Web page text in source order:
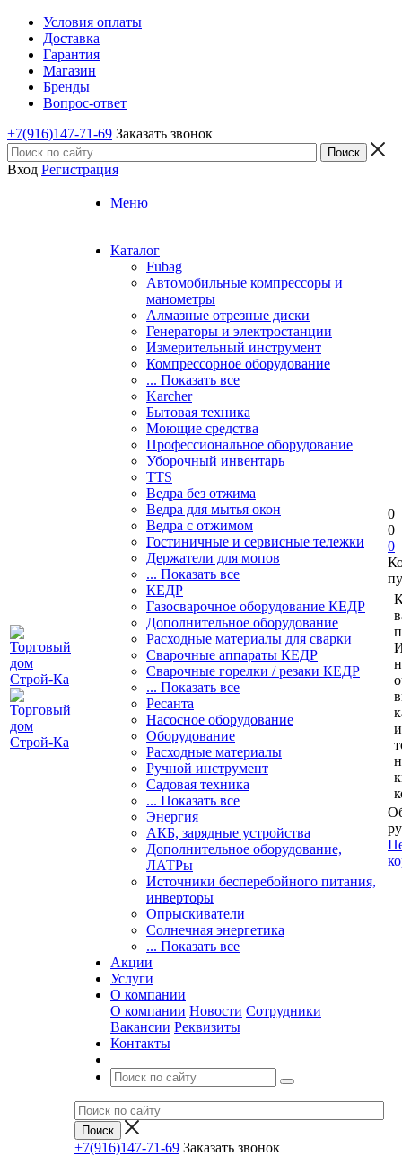
Условия оплаты
Доставка
Гарантия
Магазин
Бренды
Вопрос-ответ
+7(916)147-71-69 Заказать звонок
Вход Регистрация
Меню
Каталог
Fubag
Автомобильные компрессоры и
манометры
Алмазные отрезные диски
Генераторы и электростанции
Измерительный инструмент
Компрессорное оборудование
... Показать все
Karcher
Бытовая техника
Моющие средства
Профессиональное оборудование
Уборочный инвентарь
TTS
Ведра без отжима
Ведра для мытья окон
Ведра с отжимом
Гостиничные и сервисные тележки
Держатели для мопов
... Показать все
КЕДР
Газосварочное оборудование КЕДР
Дополнительное оборудование
Расходные материалы для сварки
Сварочные аппараты КЕДР
Сварочные горелки / резаки КЕДР
... Показать все
Ресанта
Насосное оборудование
Оборудование
Расходные материалы
Ручной инструмент
Садовая техника
... Показать все
Энергия
АКБ, зарядные устройства
Дополнительное оборудование,
ЛАТРы
Источники бесперебойного питания,
инверторы
Опрыскиватели
Солнечная энергетика
... Показать все
Акции
Услуги
О компании
О компании Новости Сотрудники
Вакансии Реквизиты
Контакты
+7(916)147-71-69 Заказать звонок
0
0
0